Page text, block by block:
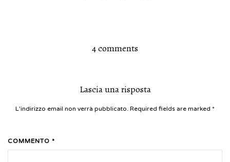
4 comments
Lascia una risposta
L'indirizzo email non verrà pubblicato. Required fields are marked *
COMMENTO *